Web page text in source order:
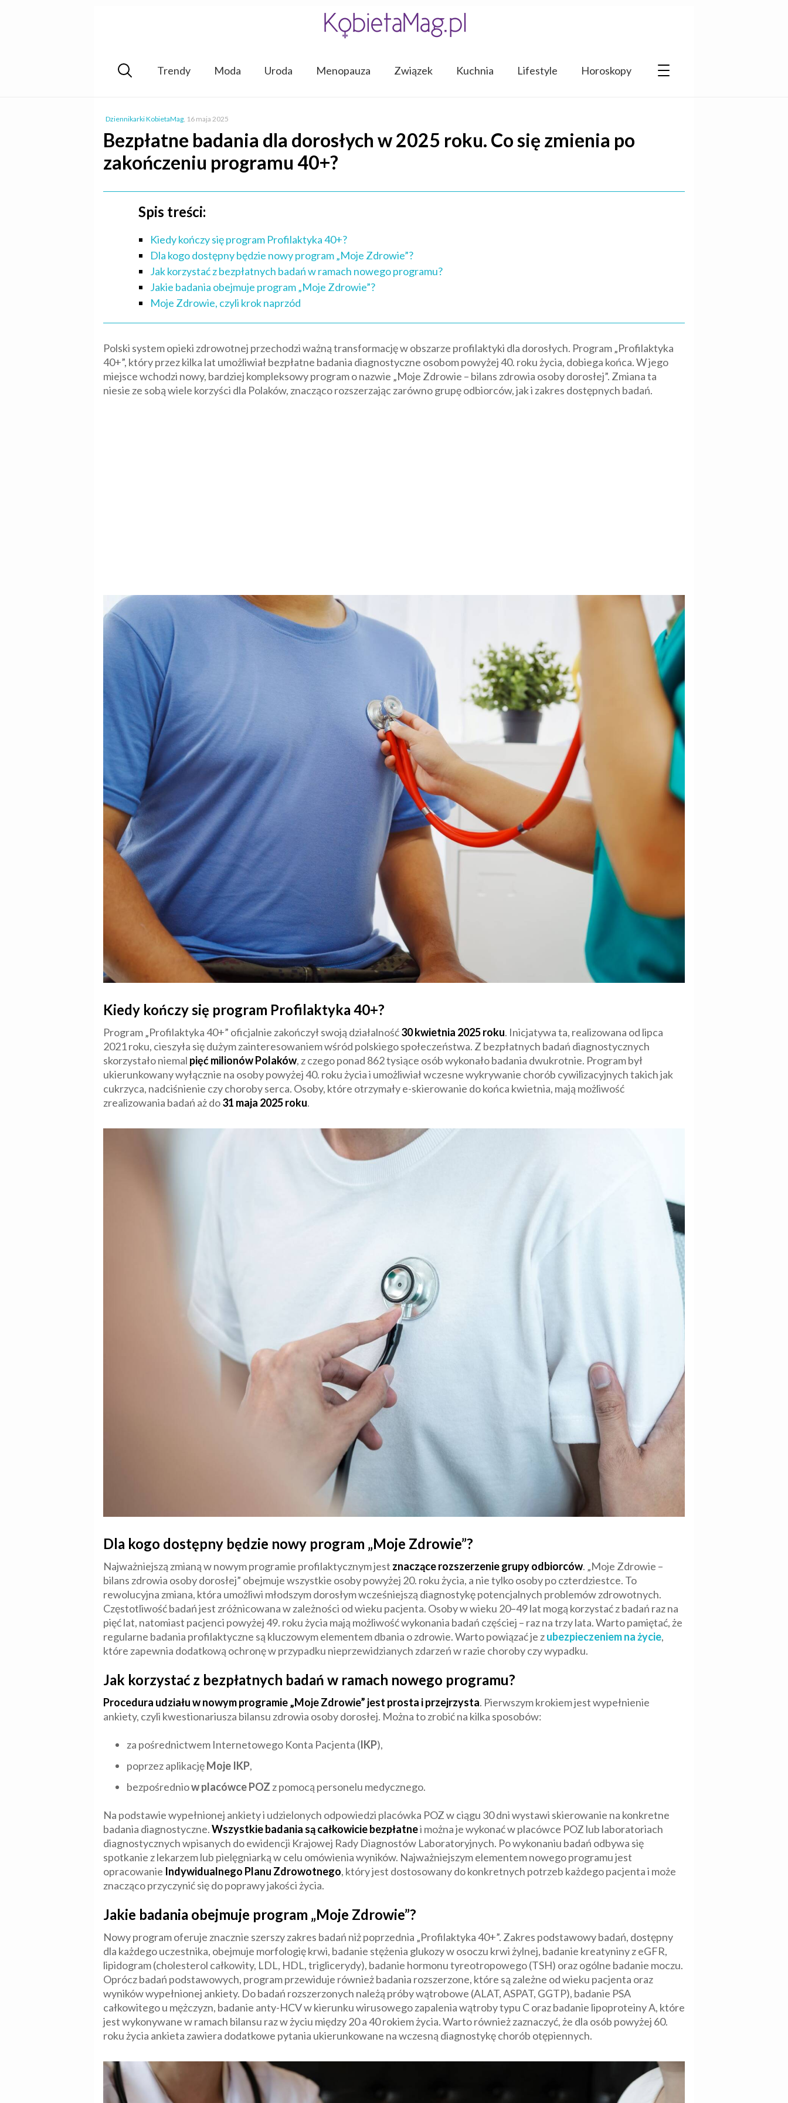
Trendy Moda Uroda Menopauza Związek Kuchnia Lifestyle Horoskopy
Dziennikarki KobietaMag, 16 maja 2025
Bezpłatne badania dla dorosłych w 2025 roku. Co się zmienia po
zakończeniu programu 40+?
Spis treści:
Kiedy kończy się program Profilaktyka 40+?
Dla kogo dostępny będzie nowy program „Moje Zdrowie”?
Jak korzystać z bezpłatnych badań w ramach nowego programu?
Jakie badania obejmuje program „Moje Zdrowie”?
Moje Zdrowie, czyli krok naprzód
Polski system opieki zdrowotnej przechodzi ważną transformację w obszarze profilaktyki dla dorosłych. Program „Profilaktyka
40+”, który przez kilka lat umożliwiał bezpłatne badania diagnostyczne osobom powyżej 40. roku życia, dobiega końca. W jego
miejsce wchodzi nowy, bardziej kompleksowy program o nazwie „Moje Zdrowie – bilans zdrowia osoby dorosłej”. Zmiana ta
niesie ze sobą wiele korzyści dla Polaków, znacząco rozszerzając zarówno grupę odbiorców, jak i zakres dostępnych badań.
Kiedy kończy się program Profilaktyka 40+?
Program „Profilaktyka 40+” oficjalnie zakończył swoją działalność30 kwietnia 2025 roku. Inicjatywa ta, realizowana od lipca
2021 roku, cieszyła się dużym zainteresowaniem wśród polskiego społeczeństwa. Z bezpłatnych badań diagnostycznych
skorzystało niemal pięć milionów Polaków, z czego ponad 862 tysiące osób wykonało badania dwukrotnie. Program był
ukierunkowany wyłącznie na osoby powyżej 40. roku życia i umożliwiał wczesne wykrywanie chorób cywilizacyjnych takich jak
cukrzyca, nadciśnienie czy choroby serca. Osoby, które otrzymały e-skierowanie do końca kwietnia, mają możliwość
zrealizowania badań aż do31 maja 2025 roku.
Dla kogo dostępny będzie nowy program „Moje Zdrowie”?
Najważniejszą zmianą w nowym programie profilaktycznym jest znaczące rozszerzenie grupy odbiorców. „Moje Zdrowie –
bilans zdrowia osoby dorosłej” obejmuje wszystkie osoby powyżej 20. roku życia, a nie tylko osoby po czterdziestce. To
rewolucyjna zmiana, która umożliwi młodszym dorosłym wcześniejszą diagnostykę potencjalnych problemów zdrowotnych.
Częstotliwość badań jest zróżnicowana w zależności od wieku pacjenta. Osoby w wieku 20–49 lat mogą korzystać z badań raz na
pięć lat, natomiast pacjenci powyżej 49. roku życia mają możliwość wykonania badań częściej – raz na trzy lata. Warto pamiętać, że
regularne badania profilaktyczne są kluczowym elementem dbania o zdrowie. Warto powiązać je zubezpieczeniem na życie,
które zapewnia dodatkową ochronę w przypadku nieprzewidzianych zdarzeń w razie choroby czy wypadku.
Jak korzystać z bezpłatnych badań w ramach nowego programu?
Procedura udziału w nowym programie „Moje Zdrowie” jest prosta i przejrzysta. Pierwszym krokiem jest wypełnienie
ankiety, czyli kwestionariusza bilansu zdrowia osoby dorosłej. Można to zrobić na kilka sposobów:
za pośrednictwem Internetowego Konta Pacjenta (IKP),
poprzez aplikacjęMoje IKP,
bezpośredniow placówce POZ z pomocą personelu medycznego.
Na podstawie wypełnionej ankiety i udzielonych odpowiedzi placówka POZ w ciągu 30 dni wystawi skierowanie na konkretne
badania diagnostyczne.Wszystkie badania są całkowicie bezpłatnei można je wykonać w placówce POZ lub laboratoriach
diagnostycznych wpisanych do ewidencji Krajowej Rady Diagnostów Laboratoryjnych. Po wykonaniu badań odbywa się
spotkanie z lekarzem lub pielęgniarką w celu omówienia wyników. Najważniejszym elementem nowego programu jest
opracowanie Indywidualnego Planu Zdrowotnego, który jest dostosowany do konkretnych potrzeb każdego pacjenta i może
znacząco przyczynić się do poprawy jakości życia.
Jakie badania obejmuje program „Moje Zdrowie”?
Nowy program oferuje znacznie szerszy zakres badań niż poprzednia „Profilaktyka 40+”. Zakres podstawowy badań, dostępny
dla każdego uczestnika, obejmuje morfologię krwi, badanie stężenia glukozy w osoczu krwi żylnej, badanie kreatyniny z eGFR,
lipidogram (cholesterol całkowity, LDL, HDL, triglicerydy), badanie hormonu tyreotropowego (TSH) oraz ogólne badanie moczu.
Oprócz badań podstawowych, program przewiduje również badania rozszerzone, które są zależne od wieku pacjenta oraz
wyników wypełnionej ankiety. Do badań rozszerzonych należą próby wątrobowe (ALAT, ASPAT, GGTP), badanie PSA
całkowitego u mężczyzn, badanie anty-HCV w kierunku wirusowego zapalenia wątroby typu C oraz badanie lipoproteiny A, które
jest wykonywane w ramach bilansu raz w życiu między 20 a 40 rokiem życia. Warto również zaznaczyć, że dla osób powyżej 60.
roku życia ankieta zawiera dodatkowe pytania ukierunkowane na wczesną diagnostykę chorób otępiennych.